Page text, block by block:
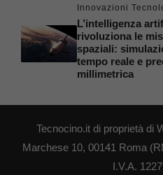
Innovazioni
L’intelligenza
rivoluziona le
spaziali:
tempo reale e
millimetrica
Tecnocino.it di proprietà di
Marchese 10, 00141 Roma
I.V.A.